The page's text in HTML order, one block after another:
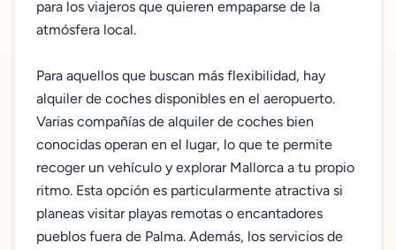
para los viajeros que quieren empaparse de la
atmósfera local.
Para aquellos que buscan más flexibilidad, hay
alquiler de coches disponibles en el aeropuerto.
Varias compañías de alquiler de coches bien
conocidas operan en el lugar, lo que te permite
recoger un vehículo y explorar Mallorca a tu propio
ritmo. Esta opción es particularmente atractiva si
planeas visitar playas remotas o encantadores
pueblos fuera de Palma. Además, los servicios de